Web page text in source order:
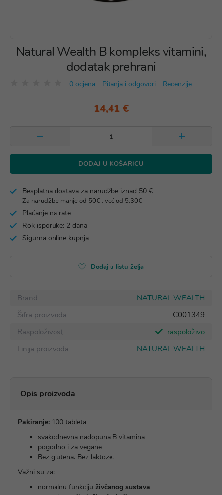
Natural Wealth B kompleks vitamini,
dodatak prehrani
0 ocjena Pitanja i odgovori Recenzije
14,41 €
DODAJ U KOŠARICU
Besplatna dostava za narudžbe iznad 50 €
Za narudžbe manje od 50€ : već od 5,30€
Plaćanje na rate
Rok isporuke: 2 dana
Sigurna online kupnja
Dodaj u listu želja
Brand
NATURAL WEALTH
Šifra proizvoda
C001349
Raspoloživost
raspoloživo
Linija proizvoda
NATURAL WEALTH
Opis proizvoda
Pakiranje: 100 tableta
svakodnevna nadopuna B vitamina
pogodno i za vegane
Bez glutena. Bez laktoze.
Važni su za:
normalnu funkciju živčanog sustava